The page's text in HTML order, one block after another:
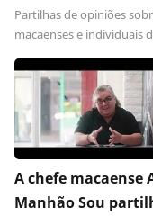
Partilhas de opiniões
macaenses e individuais
A chefe macaense
Manhão Sou